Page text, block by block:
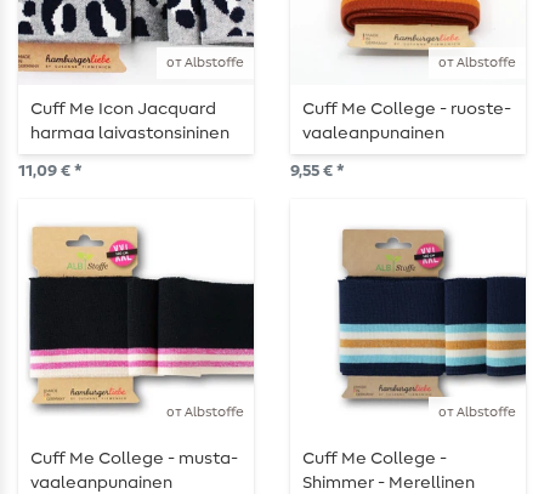
от Albstoffe
Cuff Me Icon Jacquard
harmaa laivastonsininen
valkoinen
11,09 € *
от Albstoffe
Cuff Me College - ruoste-
vaaleanpunainen
9,55 € *
от Albstoffe
Cuff Me College - musta-
vaaleanpunainen
от Albstoffe
Cuff Me College -
Shimmer - Merellinen